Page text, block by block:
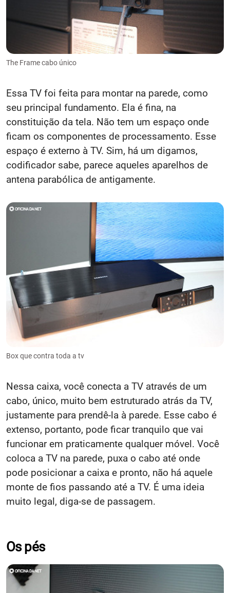
The Frame cabo único
Essa TV foi feita para montar na parede, como
seu principal fundamento. Ela é fina, na
constituição da tela. Não tem um espaço onde
ficam os componentes de processamento. Esse
espaço é externo à TV. Sim, há um digamos,
codificador sabe, parece aqueles aparelhos de
antena parabólica de antigamente.
Box que contra toda a tv
Nessa caixa, você conecta a TV através de um
cabo, único, muito bem estruturado atrás da TV,
justamente para prendê-la à parede. Esse cabo é
extenso, portanto, pode ficar tranquilo que vai
funcionar em praticamente qualquer móvel. Você
coloca a TV na parede, puxa o cabo até onde
pode posicionar a caixa e pronto, não há aquele
monte de fios passando até a TV. É uma ideia
muito legal, diga-se de passagem.
Os pés